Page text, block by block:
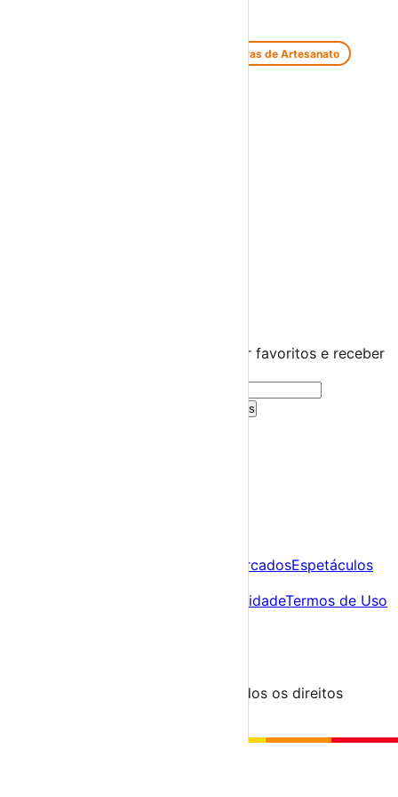
Feiras de Artesanato
Cria uma conta gratuita para guardar favoritos e receber
Criar Conta Grátis
Feiras e MercadosEspetáculos
Política de PrivacidadeTermos de Uso
© 2023-2026 aondevamos.pt — Todos os direitos